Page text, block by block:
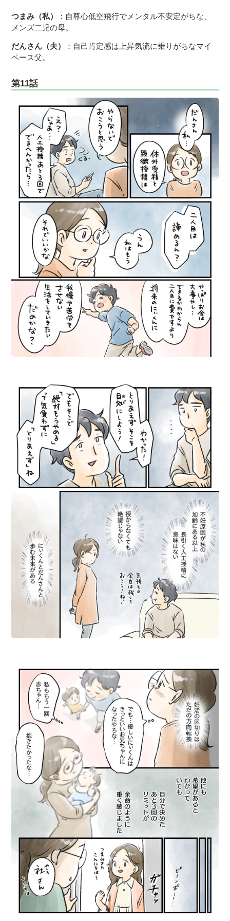
つまみ（私）
：自尊心低空飛行でメンタル不安定がちな、
メンズ二児の母。
だんさん（夫）
：自己肯定感は上昇気流に乗りがちなマイ
ペース父。
第11話